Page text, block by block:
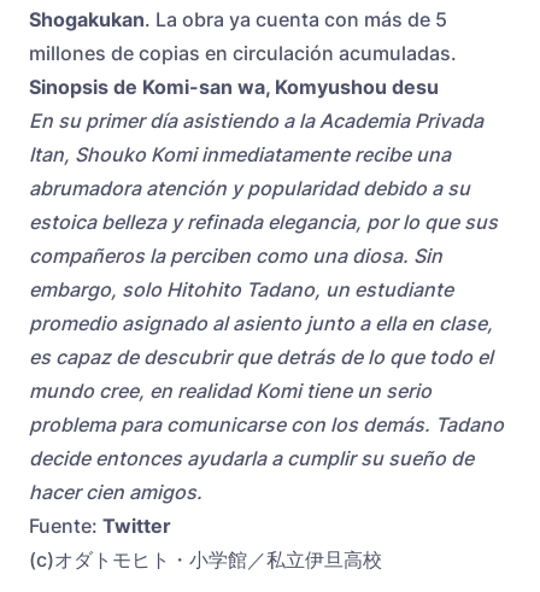
Shogakukan. La obra ya cuenta con más de 5
millones de copias en circulación acumuladas.
Sinopsis de Komi-san wa, Komyushou desu
En su primer día asistiendo a la Academia Privada
Itan, Shouko Komi inmediatamente recibe una
abrumadora atención y popularidad debido a su
estoica belleza y refinada elegancia, por lo que sus
compañeros la perciben como una diosa. Sin
embargo, solo Hitohito Tadano, un estudiante
promedio asignado al asiento junto a ella en clase,
es capaz de descubrir que detrás de lo que todo el
mundo cree, en realidad Komi tiene un serio
problema para comunicarse con los demás. Tadano
decide entonces ayudarla a cumplir su sueño de
hacer cien amigos.
Fuente: Twitter
(c)オダトモヒト・小学館／私立伊旦高校